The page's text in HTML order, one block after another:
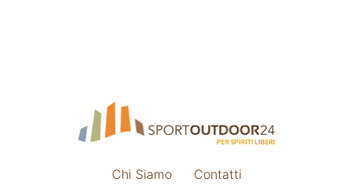
Chi Siamo Contatti